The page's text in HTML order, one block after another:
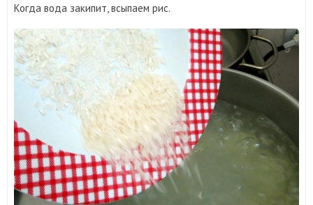
Когда вода закипит, всыпаем рис.